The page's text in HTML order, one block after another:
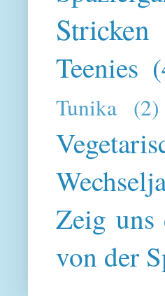
Stricken
Teenies
Tunika (2)
Zeig uns
von der